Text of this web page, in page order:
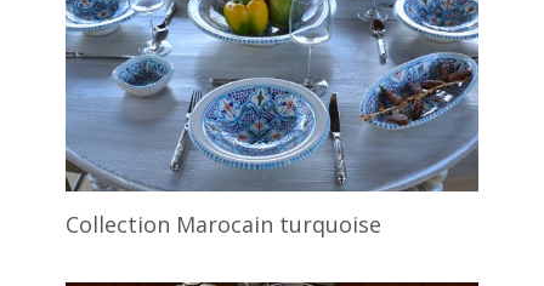
Collection Marocain turquoise